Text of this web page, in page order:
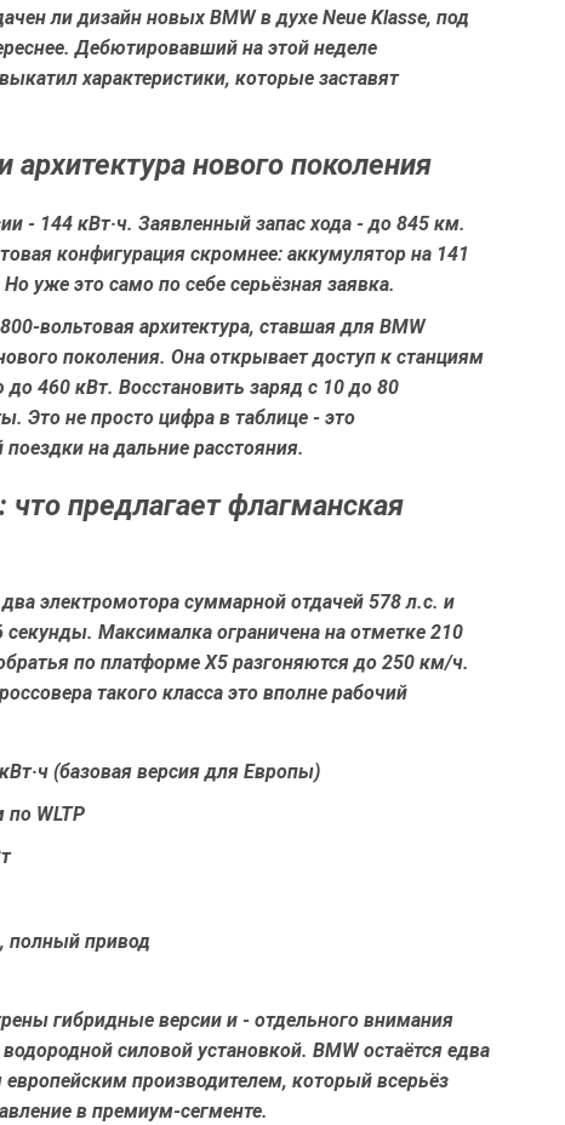
ли дизайн новых BMW в духе Neue Klasse, под
Дебютировавший на этой неделе
характеристики, которые заставят
архитектура нового поколения
- 144 кВт·ч. Заявленный запас хода - до 845 км.
конфигурация скромнее: аккумулятор на 141
уже это само по себе серьёзная заявка.
вольтовая архитектура, ставшая для BMW
поколения. Она открывает доступ к станциям
460 кВт. Восстановить заряд с 10 до 80
Это не просто цифра в таблице - это
на дальние расстояния.
предлагает флагманская
электромотора суммарной отдачей 578 л.с. и
Максималка ограничена на отметке 210
по платформе X5 разгоняются до 250 км/ч.
такого класса это вполне рабочий
(базовая версия для Европы)
WLTP
полный привод
гибридные версии и - отдельного внимания
силовой установкой. BMW остаётся едва
производителем, который всерьёз
в премиум-сегменте.